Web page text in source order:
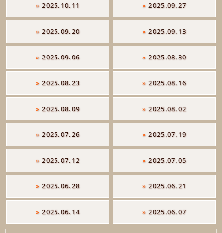
» 2025.10.11 » 2025.09.27
» 2025.09.20 » 2025.09.13
» 2025.09.06 » 2025.08.30
» 2025.08.23 » 2025.08.16
» 2025.08.09 » 2025.08.02
» 2025.07.26 » 2025.07.19
» 2025.07.12 » 2025.07.05
» 2025.06.28 » 2025.06.21
» 2025.06.14 » 2025.06.07